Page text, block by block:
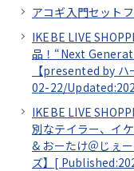
アコギ入門セット
IKEBE LIVE
品！“Next
【presented by
02-22/
IKEBE LIVE
別なテイラー、イ
& おーたけ＠じぇ
ズ】[